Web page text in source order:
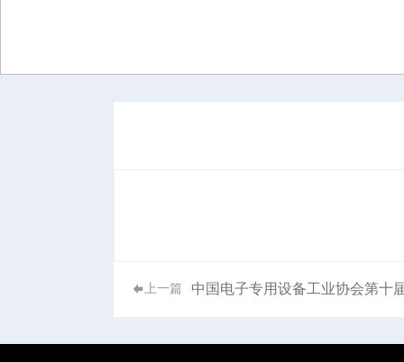
上一篇 中国电子专用设备工业协会第十